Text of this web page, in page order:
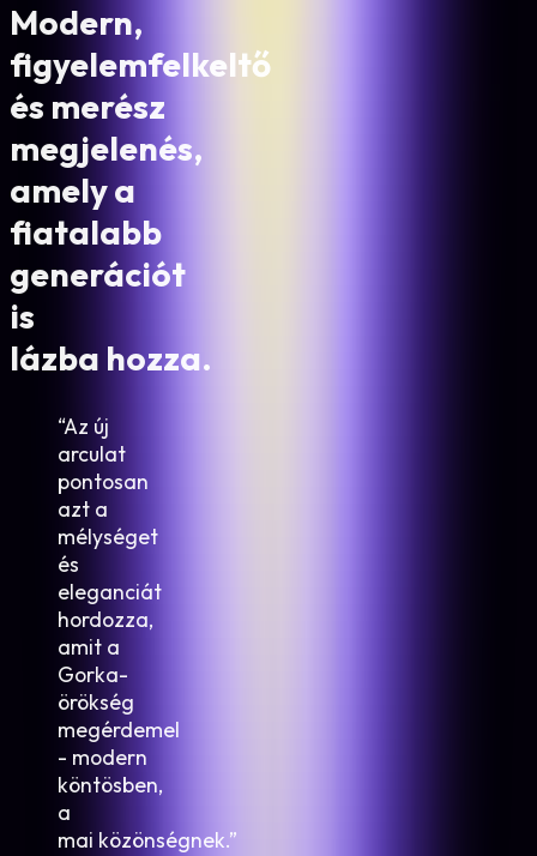
Modern,
figyelemfelkeltő
és merész
megjelenés,
amely a
fiatalabb
generációt
is
lázba hozza.
“Az új
arculat
pontosan
azt a
mélységet
és
eleganciát
hordozza,
amit a
Gorka-
örökség
megérdemel
- modern
köntösben,
a
mai közönségnek.”